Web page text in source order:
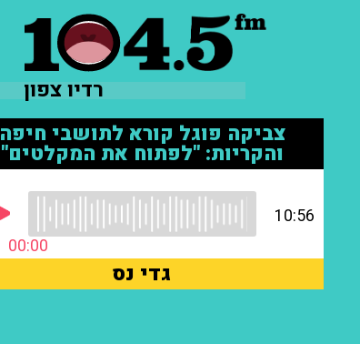
רדיו צפון
צביקה פוגל קורא לתושבי חיפה
והקריות: "לפתוח את המקלטים"
00:00
10:56
גדי נס